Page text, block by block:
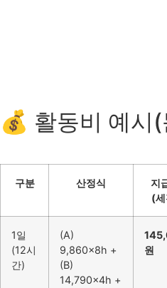
💰 활동비 예시
구분 산정식
지
(
1일
(12시
간)
(A)
9,860×8h +
(B)
14,790×4h +
원